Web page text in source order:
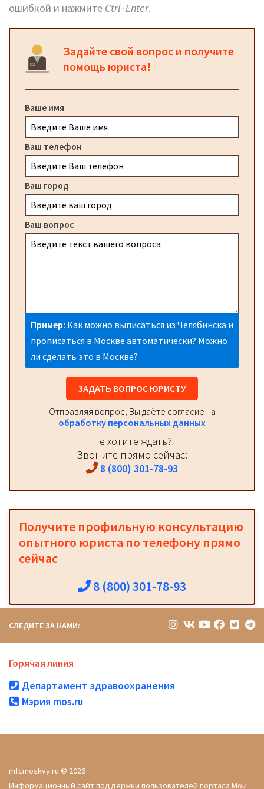
ошибкой и нажмите Ctrl+Enter.
Задайте свой вопрос и получите
помощь юриста!
Ваше имя
Ваш телефон
Ваш город
Ваш вопрос
Пример: Как можно выписаться из Челябинска и
прописаться в Москве автоматически? Можно
ли сделать это в Москве?
ЗАДАТЬ ВОПРОС ЮРИСТУ
Отправляя вопрос, Вы даёте согласие на
обработку персональных данных
Не хотите ждать?
Звоните прямо сейчас:
8 (800) 301-78-93
Получите профильную консультацию
опытного юриста по телефону прямо
сейчас
8 (800) 301-78-93
СЛЕДИТЕ ЗА НАМИ:
Горячая линия
Департамент здравоохранения
Мэрия mos.ru
mfcmoskvy.ru © 2026
Информационный сайт поддержки пользователей портала Мои